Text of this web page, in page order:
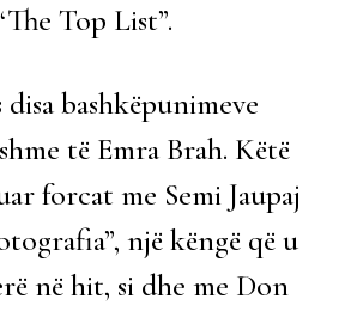
Top List”.
disa bashkëpunimeve
të Emra Brah. Këtë
forcat me Semi Jaupaj
një këngë që u
në hit, si dhe me Don